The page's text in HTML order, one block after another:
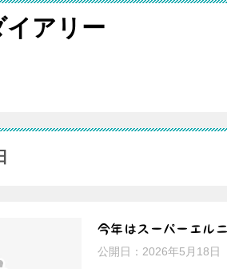
イアリー
今年はスーパーエル
公開日： 2026年5月18日